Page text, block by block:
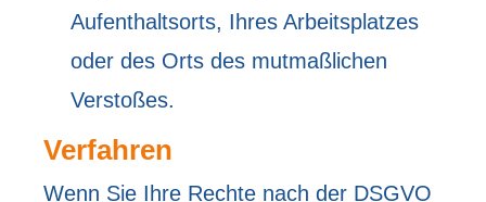
Aufenthaltsorts, Ihres Arbeitsplatzes
oder des Orts des mutmaßlichen
Verstoßes.
Verfahren
Wenn Sie Ihre Rechte nach der DSGVO